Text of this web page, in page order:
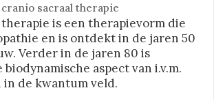
sacraal therapie
is een therapievorm die
en is ontdekt in de jaren 50
Verder in de jaren 80 is
aspect van i.v.m.
de kwantum veld.